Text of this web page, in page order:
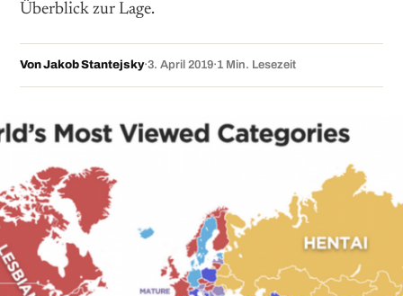
Überblick zur Lage.
Von Jakob Stantejsky·3. April 2019·1 Min. Lesezeit